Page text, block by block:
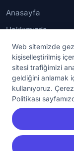
Web sitemizde
kişiselleştirilmiş
sitesi trafiğimizi
geldiğini anlamak
kullanıyoruz.
Politikası
Anasayfa
Hakkımızda
İletişim
YASAL KORUMA
Kullanım Koşulları
Gizlilik Sözleşmesi
KVKK Aydınlatma
Çerez Ayarları